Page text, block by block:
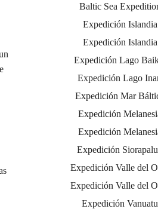
Baltic Sea
Expedición Islandia
Expedición Islandia
Expedición Lago
Expedición Lago
Expedición Mar
Expedición
Expedición
Expedición
Expedición Valle del
Expedición Valle del
Expedición Vanuatu